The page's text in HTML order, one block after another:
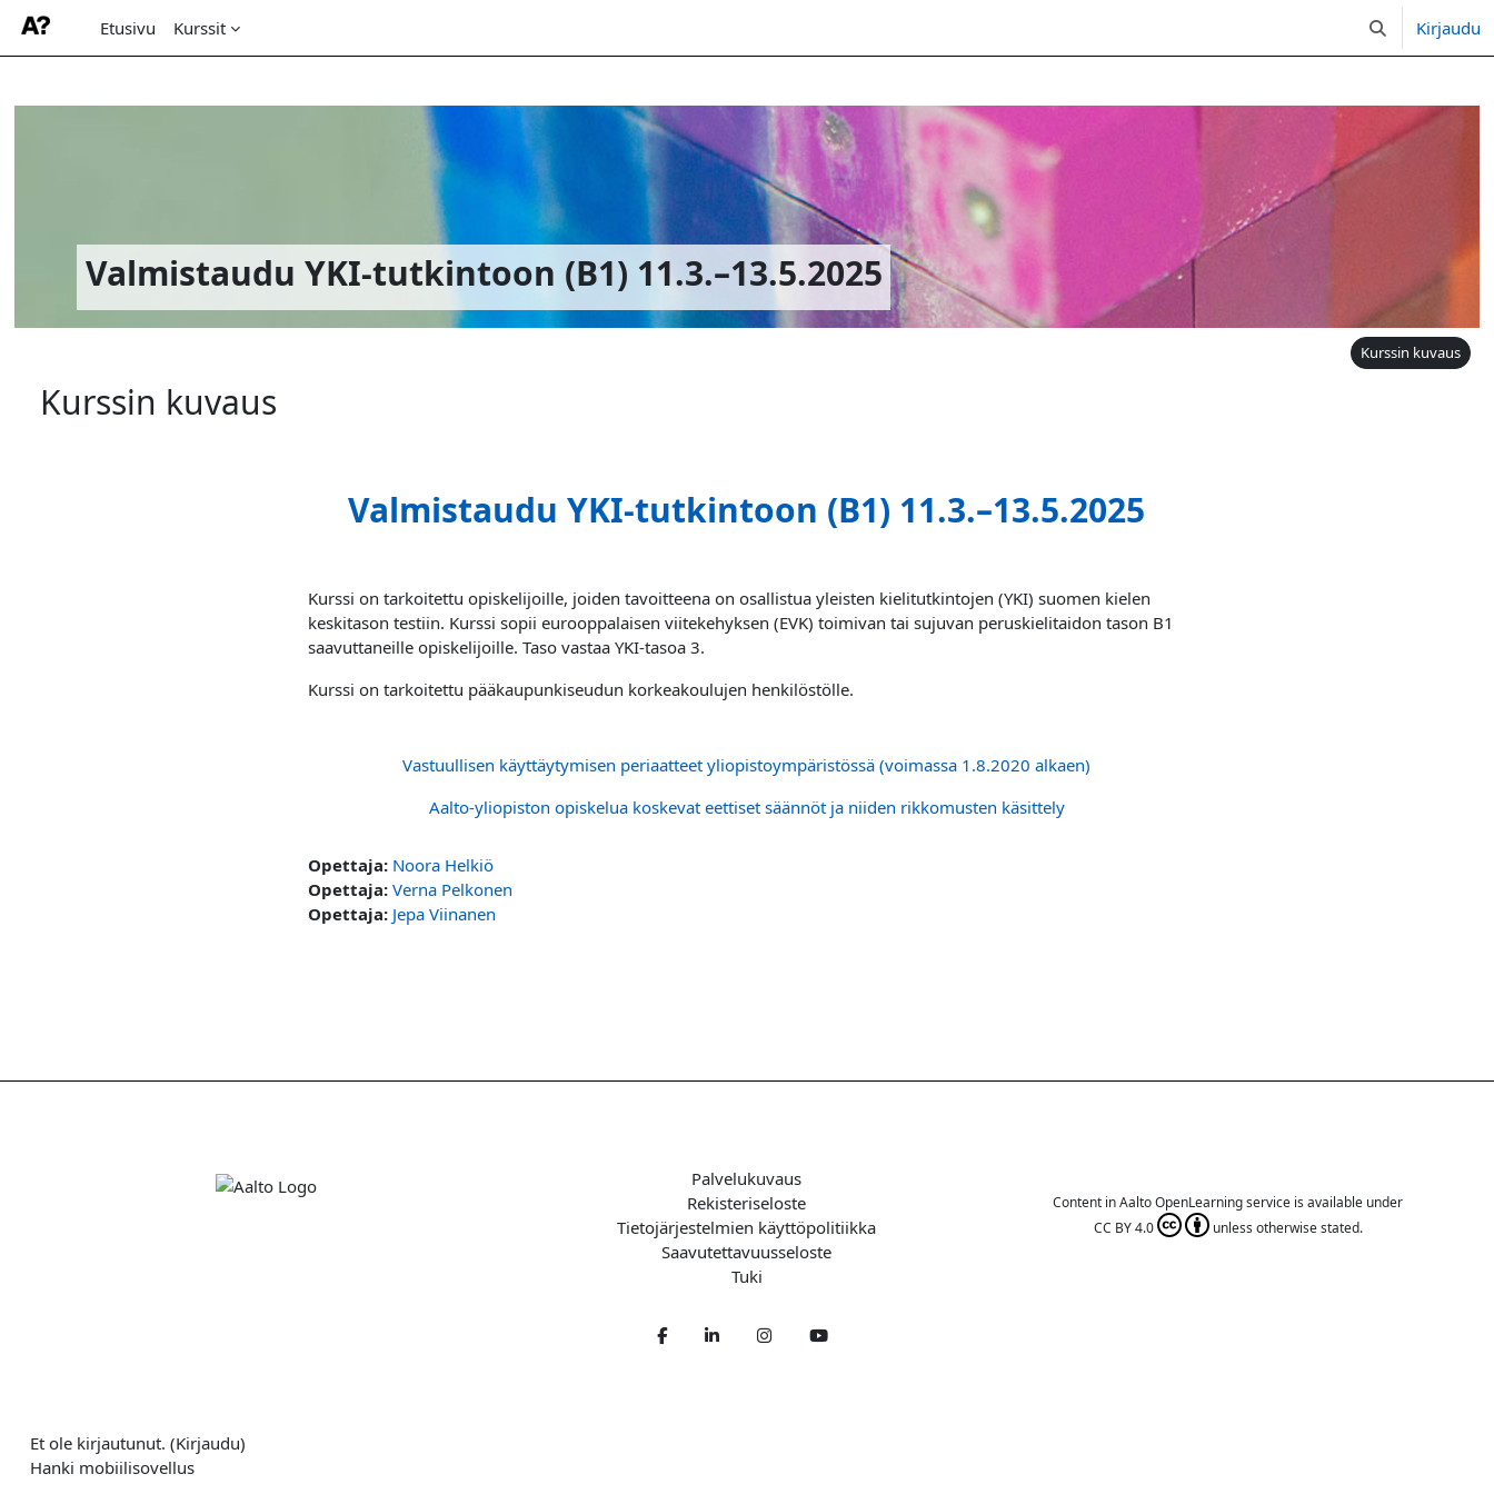
Siirry pääsisältöön
Etusivu Kurssit VaihdaKirjaudu
Valmistaudu YKI-tutkintoon (B1) 11.3.–13.5.2025
Kurssin kuvaus
Kurssin kuvaus
Valmistaudu YKI-tutkintoon (B1) 11.3.–13.5.2025
Kurssi on tarkoitettu opiskelijoille, joiden tavoitteena on osallistua yleisten kielitutkintojen (YKI) suomen kielen
keskitason testiin. Kurssi sopii eurooppalaisen viitekehyksen (EVK) toimivan tai sujuvan peruskielitaidon tason B1
saavuttaneille opiskelijoille. Taso vastaa YKI-tasoa 3.
Kurssi on tarkoitettu pääkaupunkiseudun korkeakoulujen henkilöstölle.
Vastuullisen käyttäytymisen periaatteet yliopistoympäristössä (voimassa 1.8.2020 alkaen)
Aalto-yliopiston opiskelua koskevat eettiset säännöt ja niiden rikkomusten käsittely
Opettaja: Noora Helkiö
Opettaja: Verna Pelkonen
Opettaja: Jepa Viinanen
Palvelukuvaus
Rekisteriseloste
Tietojärjestelmien käyttöpolitiikka
Saavutettavuusseloste
Tuki
FacebookLinkedIn Twitter
Content in Aalto OpenLearning service is available under
CC BY 4.0
unless otherwise stated.
Et ole kirjautunut. (Kirjaudu)
Hanki mobiilisovellus